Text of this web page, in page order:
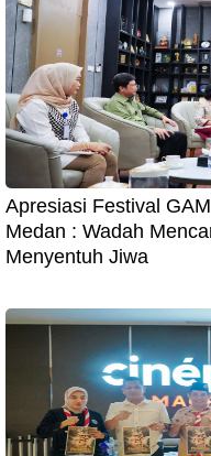
Apresiasi Festival
Medan : Wadah
Menyentuh Jiwa